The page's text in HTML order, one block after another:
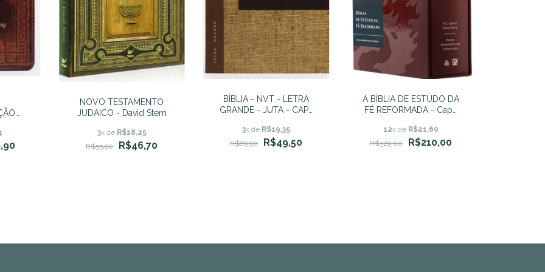
NOVO TESTAMENTO
JUDAICO - David Stern
3x de R$18,25
R$55,90
R$46,70
BÍBLIA - NVT - LETRA
GRANDE - JUTA - CAPA
3x de R$19,35
R$89,90
R$49,50
A BÍBLIA DE ESTUDO DA
FÉ REFORMADA - Capa
Almeida Revista e
Atualizada - R. C.
12x de R$21,60
R$329,00
R$210,00